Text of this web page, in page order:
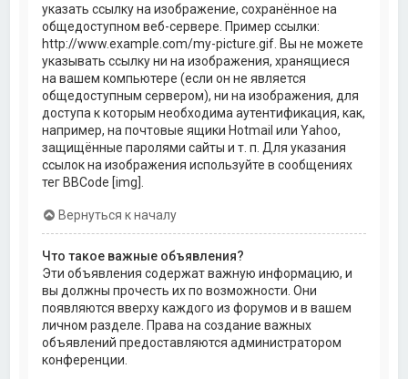
указать ссылку на изображение, сохранённое на
общедоступном веб-сервере. Пример ссылки:
http://www.example.com/my-picture.gif. Вы не можете
указывать ссылку ни на изображения, хранящиеся
на вашем компьютере (если он не является
общедоступным сервером), ни на изображения, для
доступа к которым необходима аутентификация, как,
например, на почтовые ящики Hotmail или Yahoo,
защищённые паролями сайты и т. п. Для указания
ссылок на изображения используйте в сообщениях
тег BBCode [img].
Вернуться к началу
Что такое важные объявления?
Эти объявления содержат важную информацию, и
вы должны прочесть их по возможности. Они
появляются вверху каждого из форумов и в вашем
личном разделе. Права на создание важных
объявлений предоставляются администратором
конференции.